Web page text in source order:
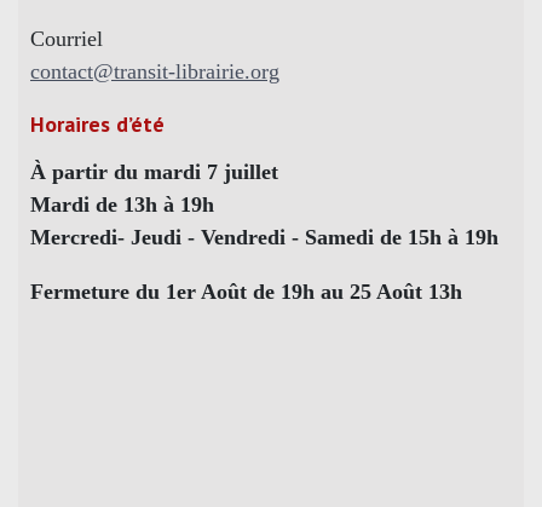
Courriel
contact@transit-librairie.org
Horaires d’été
À partir du mardi 7 juillet
Mardi de 13h à 19h
Mercredi- Jeudi - Vendredi - Samedi de 15h à 19h
Fermeture du 1er Août de 19h au 25 Août 13h